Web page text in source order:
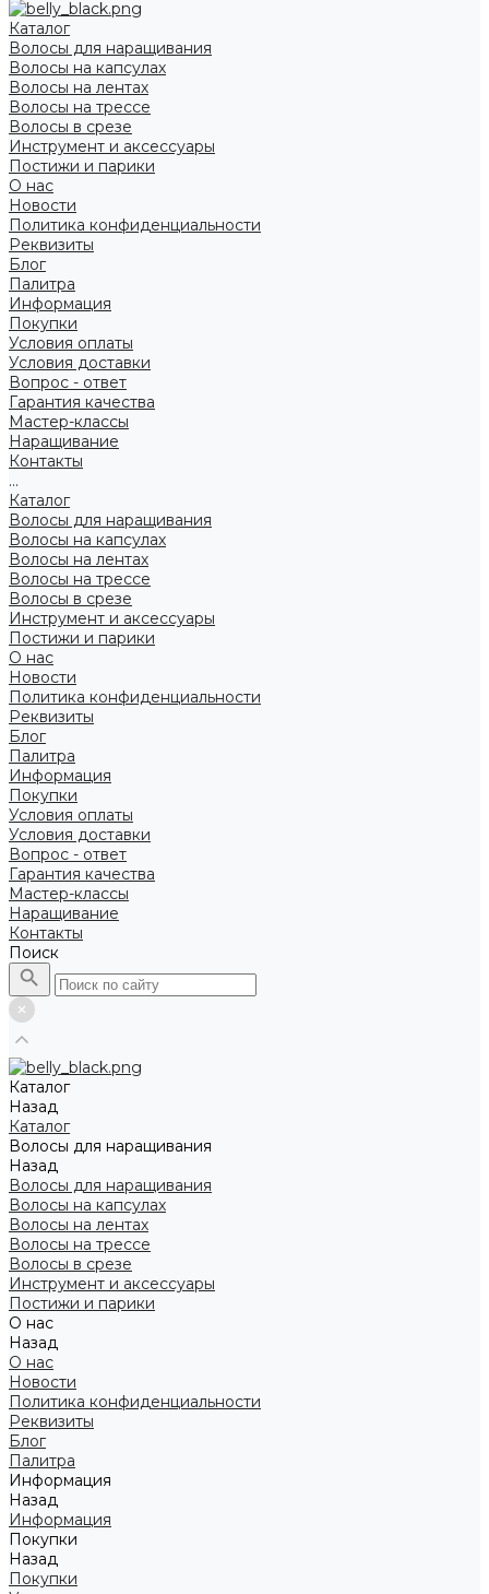
Каталог
Волосы для наращивания
Волосы на капсулах
Волосы на лентах
Волосы на трессе
Волосы в срезе
Инструмент и аксессуары
Постижи и парики
О нас
Новости
Политика конфиденциальности
Реквизиты
Блог
Палитра
Информация
Покупки
Условия оплаты
Условия доставки
Вопрос - ответ
Гарантия качества
Мастер-классы
Наращивание
Контакты
...
Каталог
Волосы для наращивания
Волосы на капсулах
Волосы на лентах
Волосы на трессе
Волосы в срезе
Инструмент и аксессуары
Постижи и парики
О нас
Новости
Политика конфиденциальности
Реквизиты
Блог
Палитра
Информация
Покупки
Условия оплаты
Условия доставки
Вопрос - ответ
Гарантия качества
Мастер-классы
Наращивание
Контакты
Поиск
Каталог
Назад
Каталог
Волосы для наращивания
Назад
Волосы для наращивания
Волосы на капсулах
Волосы на лентах
Волосы на трессе
Волосы в срезе
Инструмент и аксессуары
Постижи и парики
О нас
Назад
О нас
Новости
Политика конфиденциальности
Реквизиты
Блог
Палитра
Информация
Назад
Информация
Покупки
Назад
Покупки